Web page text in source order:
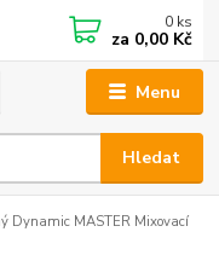
Menu
Hledat
0 ks
za 0,00 Kč
Dynamic MASTER Mixovací